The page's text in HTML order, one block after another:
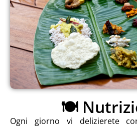
🍽️
Ogni giorno vi delizierete